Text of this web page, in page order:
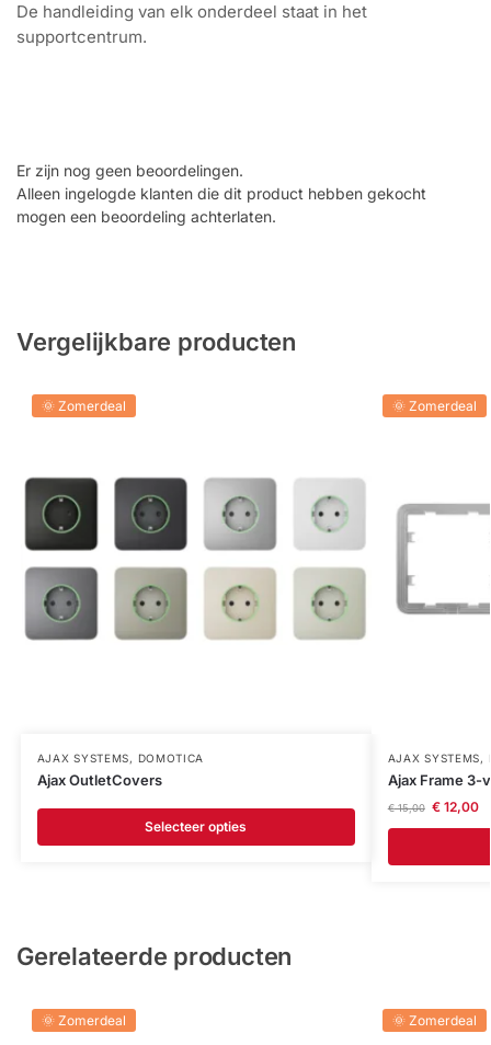
De handleiding van elk onderdeel staat in het
supportcentrum.
Er zijn nog geen beoordelingen.
Alleen ingelogde klanten die dit product hebben gekocht
mogen een beoordeling achterlaten.
Vergelijkbare producten
🌞 Zomerdeal
AJAX SYSTEMS, DOMOTICA
Ajax OutletCovers
Selecteer opties
🌞 Zomerdeal
AJAX SYSTEMS,
Ajax Frame 3-
€15,00 €12,00
Gerelateerde producten
🌞 Zomerdeal 🌞 Zomerdeal